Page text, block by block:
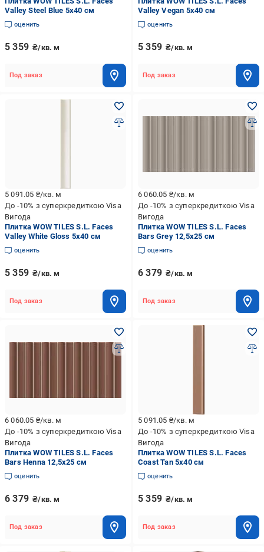
Valley Steel Blue 5x40 см
оценить
5 359 ₴/кв. м
Под заказ
Valley Vegan 5x40 см
оценить
5 359 ₴/кв. м
Под заказ
5 091.05 ₴/кв. м
До -10% з суперкредиткою Visa
Вигода
Плитка WOW TILES S.L. Faces
Valley White Gloss 5x40 см
оценить
5 359 ₴/кв. м
Под заказ
6 060.05 ₴/кв. м
До -10% з суперкредиткою Visa
Вигода
Плитка WOW TILES S.L. Faces
Bars Grey 12,5x25 см
оценить
6 379 ₴/кв. м
Под заказ
6 060.05 ₴/кв. м
До -10% з суперкредиткою Visa
Вигода
Плитка WOW TILES S.L. Faces
Bars Henna 12,5x25 см
оценить
6 379 ₴/кв. м
Под заказ
5 091.05 ₴/кв. м
До -10% з суперкредиткою Visa
Вигода
Плитка WOW TILES S.L. Faces
Coast Tan 5x40 см
оценить
5 359 ₴/кв. м
Под заказ